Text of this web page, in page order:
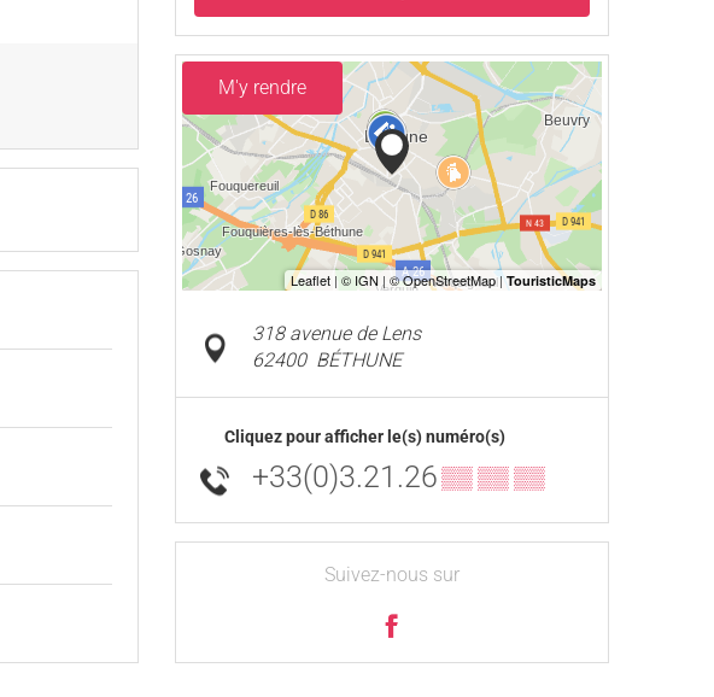
M'y rendre
318 avenue de Lens
62400 BÉTHUNE
Cliquez pour afficher le(s) numéro(s)
+33(0)3.21.26▒▒ ▒▒ ▒▒
Suivez-nous sur